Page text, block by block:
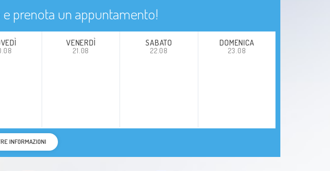
Frenulo breve
Litiasi
prenota un appuntamento!
VENERDÌ
21.08
SABATO
22.08
DOMENICA
23.08
INFORMAZIONI